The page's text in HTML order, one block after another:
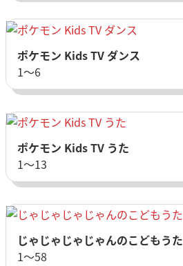
ポケモン Kids TV ダンス
1〜6
ポケモン Kids TV うた
1〜13
じゃじゃじゃじゃんのこどもうた
1〜58